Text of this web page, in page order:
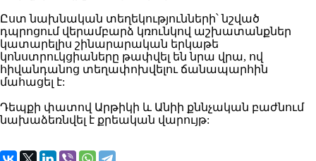
Ըստ նախնական տեղեկությունների՝ նշված
դպրոցում վերամբարձ կռունկով աշխատանքներ
կատարելիս շինարարական երկաթե
կոնստրուկցիաները թափվել են նրա վրա, ով
հիվանդանոց տեղափոխվելու ճանապարհին
մահացել է:
Դեպքի փատով Արթիկի և Անիի քննչական բաժնում
նախաձեռնվել է քրեական վարույթ: